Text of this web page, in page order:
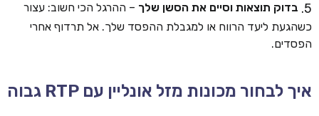
בדוק תוצאות וסיים את הסשן שלך – ההרגל הכי חשוב: עצור
כשהגעת ליעד הרווח או למגבלת ההפסד שלך. אל תרדוף אחרי
הפסדים.
איך לבחור מכונות מזל אונליין עם RTP גבוה